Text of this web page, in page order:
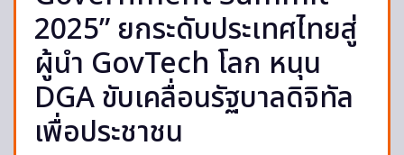
2025” ยกระดับประเทศไทยสู่
ผู้นำ GovTech โลก หนุน
DGA ขับเคลื่อนรัฐบาลดิจิทัล
เพื่อประชาชน